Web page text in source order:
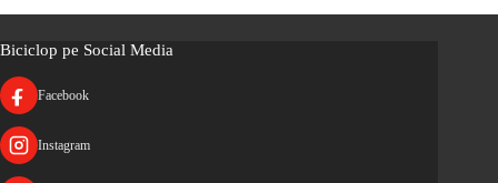
Biciclop pe Social Media
Facebook
Instagram